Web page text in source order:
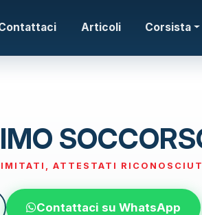
Articoli Corsista
ATTESTATI
Contattaci su WhatsApp